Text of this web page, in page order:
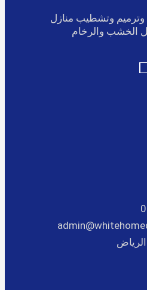
وتشطيب منازل
الخشب والرخام
الرياض